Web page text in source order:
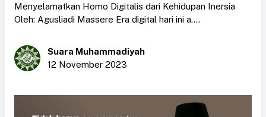
Menyelamatkan Homo Digitalis dari Kehidupan Inersia
Oleh: Agusliadi Massere Era digital hari ini a....
Suara Muhammadiyah
12 November 2023